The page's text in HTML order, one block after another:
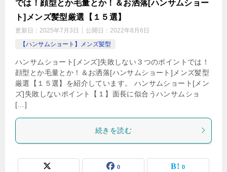
では！顔型とか毛量とか！＆お洒落[ハンサムショー
ト]メンズ髪型厳選【１５選】
更新日： 2025年7月3日 公開日： 2022年8月6日
【ハンサムショート】メンズ髪型
ハンサムショート[メンズ]失敗しない３つのポイントでは！
顔型とか毛量とか！＆お洒落[ハンサムショート]メンズ髪型
厳選【１５選】を紹介しています。 ハンサムショート[メン
ズ]失敗しないポイント【１】面長に似合うハンサムショ
[…]
続きを読む
0 0